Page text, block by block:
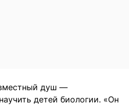
душ —
детей биологии. «Он